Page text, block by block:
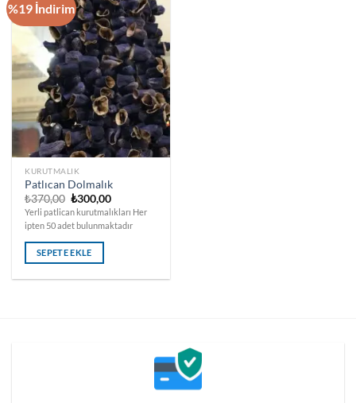
%19 İndirim
KURUTMALIK
Patlıcan Dolmalık
₺370,00 Orijinal
fiyat:
₺370,00.
₺300,00Şu
andaki
fiyat:
₺300,00.
Yerli patlican kurutmalıkları Her
ipten 50 adet bulunmaktadır
SEPETE EKLE